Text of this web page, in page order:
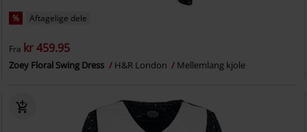
% Aftagelige dele
Fra kr 459.95
Zoey Floral Swing Dress H&R London Mellemlang kjole